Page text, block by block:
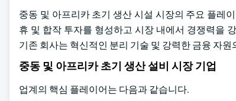
중동 및 아프리카 초기 생산 시설 시장의 주요 플레
휴 및 합작 투자를 형성하고 시장 내에서 경쟁력을
기존 회사는 혁신적인 분리 기술 및 강력한 금융 자
중동 및 아프리카 초기 생산 설비 시장 기업
업계의 핵심 플레이어는 다음과 같습니다.